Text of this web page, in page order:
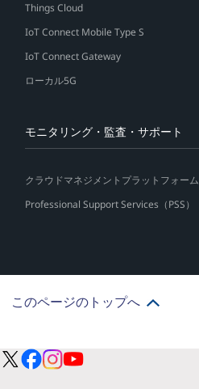
Things Cloud
IoT Connect Mobile Type S
IoT Connect Gateway
ローカル5G
モニタリング・監査・サポート
クラウドマネジメントプラットフォーム
Professional Support Services（PSS）
このページのトップへ